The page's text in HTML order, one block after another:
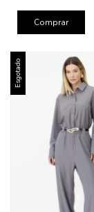
Comprar
Esgotado